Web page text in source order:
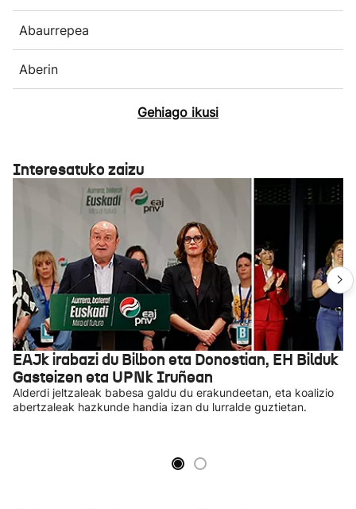
Abaurrepea
Aberin
Gehiago ikusi
Interesatuko zaizu
EAJk irabazi du Bilbon eta Donostian, EH Bilduk
Gasteizen eta UPNk Iruñean
Alderdi jeltzaleak babesa galdu du erakundeetan, eta koalizio
abertzaleak hazkunde handia izan du lurralde guztietan.